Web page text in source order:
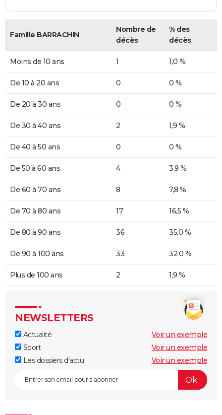
Famille BARRACHIN
Nombre de
décès
% des
décès
Moins de 10 ans 1 1,0 %
De 10 à 20 ans 0 0 %
De 20 à 30 ans 0 0 %
De 30 à 40 ans 2 1,9 %
De 40 à 50 ans 0 0 %
De 50 à 60 ans 4 3,9 %
De 60 à 70 ans 8 7,8 %
De 70 à 80 ans 17 16,5 %
De 80 à 90 ans 36 35,0 %
De 90 à 100 ans 33 32,0 %
Plus de 100 ans 2 1,9 %
NEWSLETTERS
Actualité
Voir un exemple
Sport
Voir un exemple
Les dossiers d'actu
Voir un exemple